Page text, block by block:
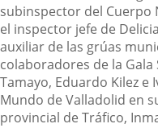
subinspector del Cuerpo
el inspector jefe de
auxiliar de las grúas
colaboradores de la
Tamayo, Eduardo Kilez e
Mundo de Valladolid en
provincial de Tráfico,